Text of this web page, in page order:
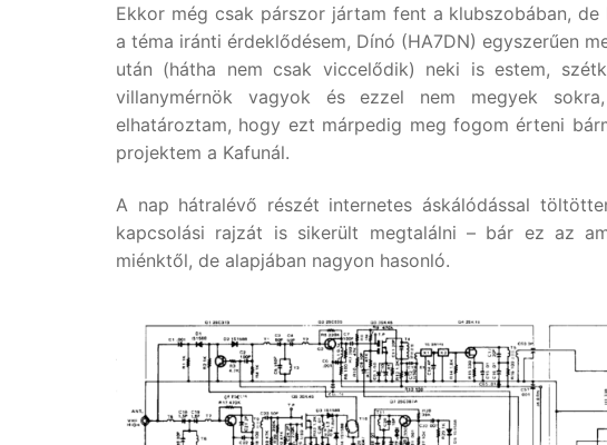
Ekkor még csak párszor jártam fent a klubszobában,
a téma iránti érdeklődésem, Dínó (HA7DN) egyszerűen
után (hátha nem csak viccelődik) neki is estem,
villanymérnök vagyok és ezzel nem megyek
elhatároztam, hogy ezt márpedig meg fogom érteni
projektem a Kafunál.
A nap hátralévő részét internetes áskálódással
kapcsolási rajzát is sikerült megtalálni – bár ez az
miénktől, de alapjában nagyon hasonló.